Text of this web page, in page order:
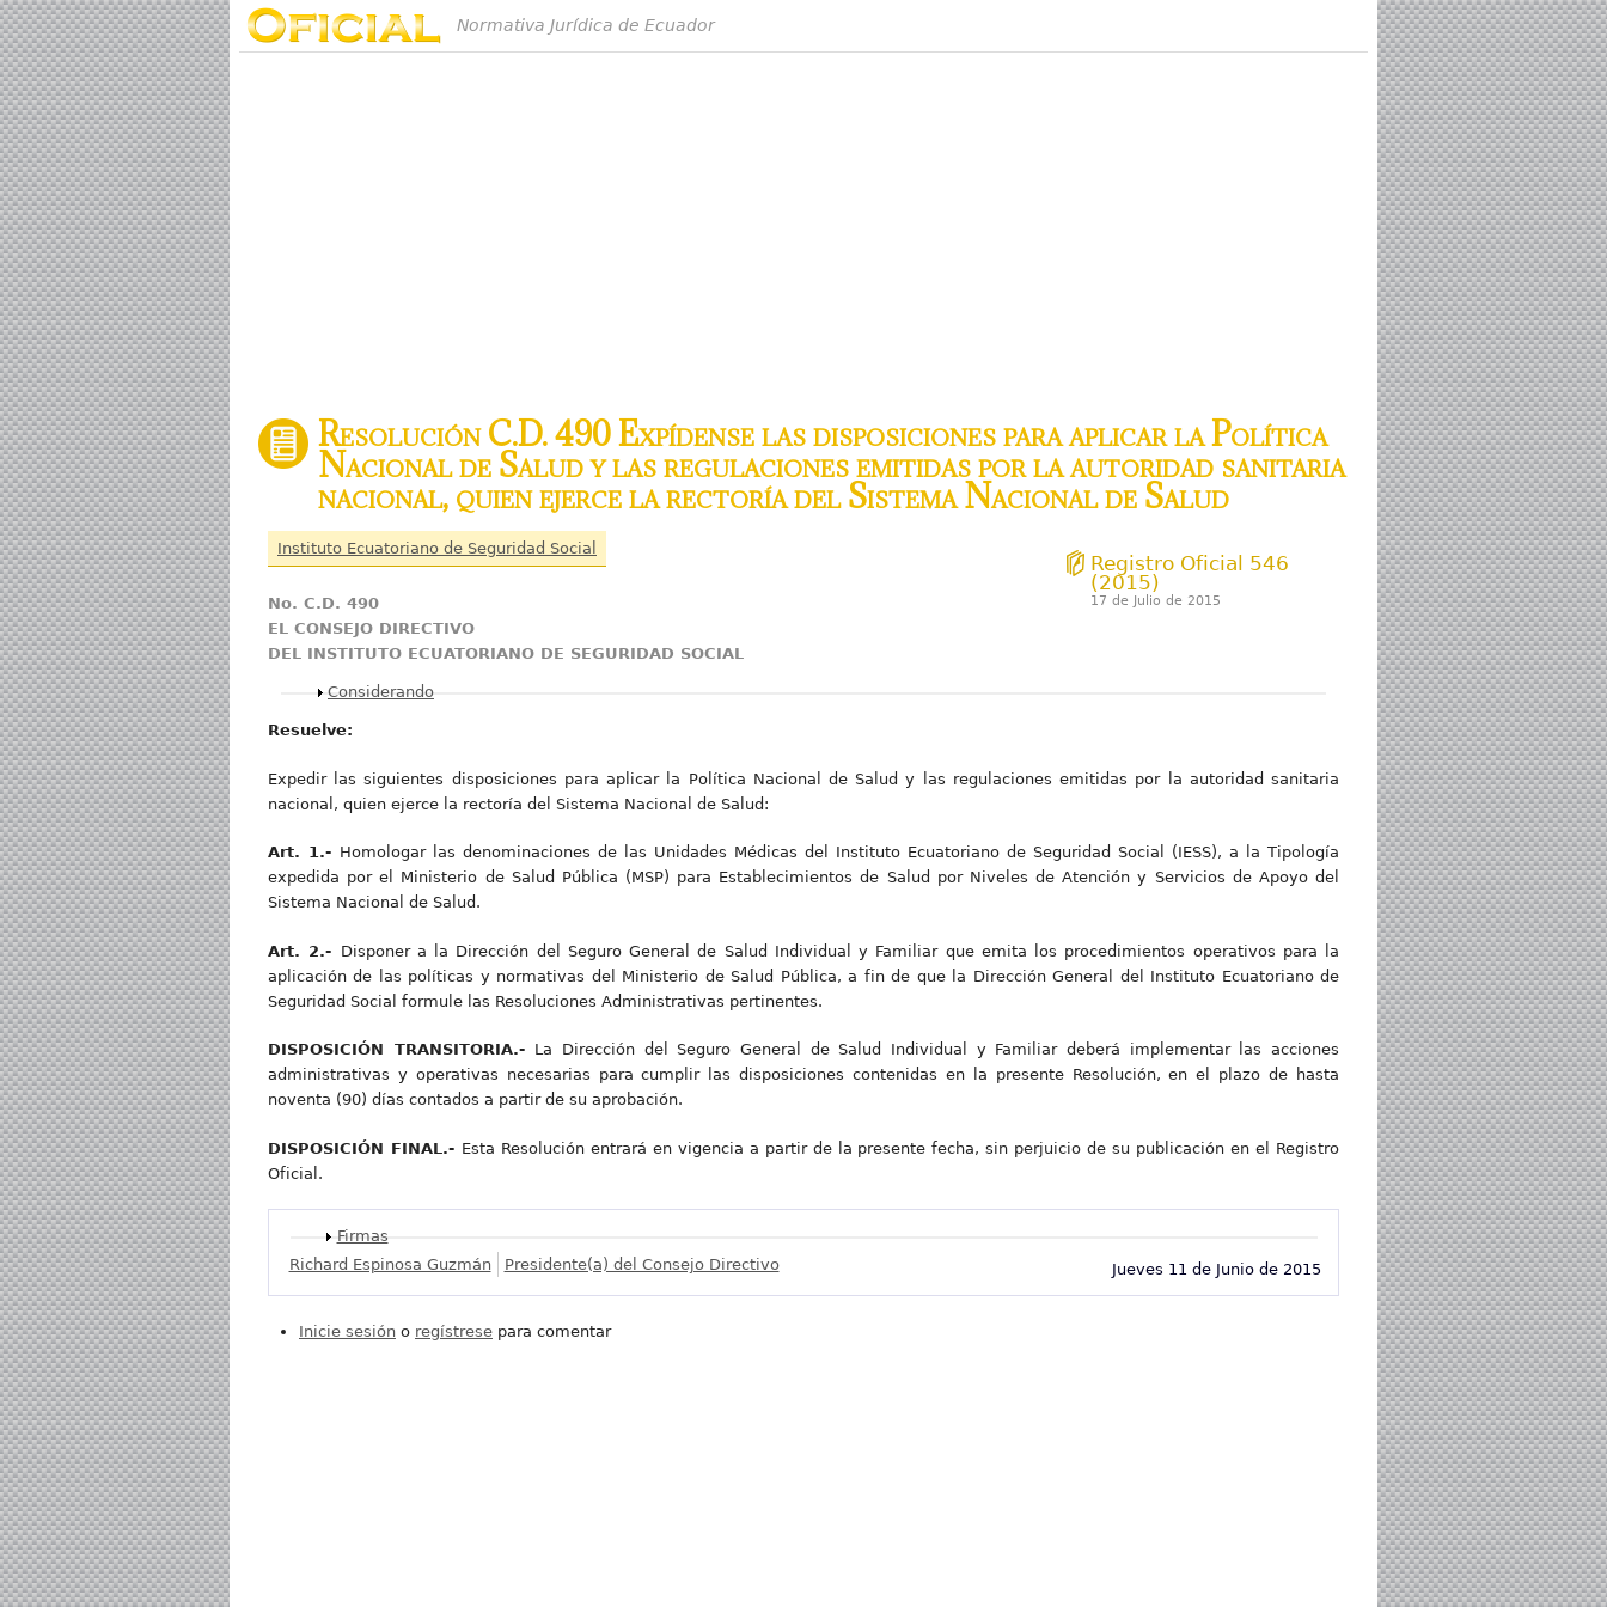
Normativa Jurídica de Ecuador
Resolución C.D. 490 Expídense las disposiciones para aplicar la Política
Nacional de Salud y las regulaciones emitidas por la autoridad sanitaria
nacional, quien ejerce la rectoría del Sistema Nacional de Salud
Instituto Ecuatoriano de Seguridad Social
Registro Oficial 546
(2015)
17 de Julio de 2015
No. C.D. 490
EL CONSEJO DIRECTIVO
DEL INSTITUTO ECUATORIANO DE SEGURIDAD SOCIAL
Mostrar
Considerando
Resuelve:
Expedir las siguientes disposiciones para aplicar la Política Nacional de Salud y las regulaciones emitidas por la autoridad sanitaria
nacional, quien ejerce la rectoría del Sistema Nacional de Salud:
Art. 1.- Homologar las denominaciones de las Unidades Médicas del Instituto Ecuatoriano de Seguridad Social (IESS), a la Tipología
expedida por el Ministerio de Salud Pública (MSP) para Establecimientos de Salud por Niveles de Atención y Servicios de Apoyo del
Sistema Nacional de Salud.
Art. 2.- Disponer a la Dirección del Seguro General de Salud Individual y Familiar que emita los procedimientos operativos para la
aplicación de las políticas y normativas del Ministerio de Salud Pública, a fin de que la Dirección General del Instituto Ecuatoriano de
Seguridad Social formule las Resoluciones Administrativas pertinentes.
DISPOSICIÓN TRANSITORIA.- La Dirección del Seguro General de Salud Individual y Familiar deberá implementar las acciones
administrativas y operativas necesarias para cumplir las disposiciones contenidas en la presente Resolución, en el plazo de hasta
noventa (90) días contados a partir de su aprobación.
DISPOSICIÓN FINAL.- Esta Resolución entrará en vigencia a partir de la presente fecha, sin perjuicio de su publicación en el Registro
Oficial.
Mostrar
Firmas
Jueves 11 de Junio de 2015
Richard Espinosa Guzmán Presidente(a) del Consejo Directivo
Inicie sesión o regístrese para comentar